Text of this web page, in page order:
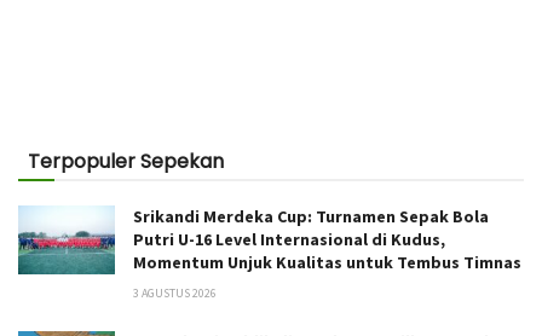
Terpopuler Sepekan
Srikandi Merdeka Cup: Turnamen Sepak Bola
Putri U-16 Level Internasional di Kudus,
Momentum Unjuk Kualitas untuk Tembus Timnas
3 AGUSTUS 2026